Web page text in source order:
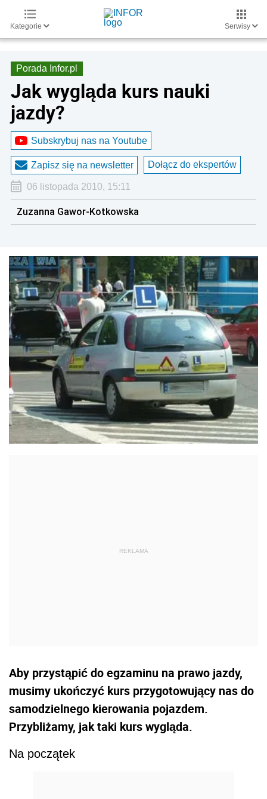
Kategorie Serwisy
Porada Infor.pl
Jak wygląda kurs nauki
jazdy?
Subskrybuj nas na Youtube
Zapisz się na newsletter Dołącz do ekspertów
06 listopada 2010, 15:11
Zuzanna Gawor-Kotkowska
Aby przystąpić do egzaminu na prawo jazdy,
musimy ukończyć kurs przygotowujący nas do
samodzielnego kierowania pojazdem.
Przybliżamy, jak taki kurs wygląda.
Na początek